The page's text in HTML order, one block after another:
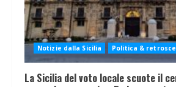
Notizie dalla Sicilia Politica &
La Sicilia del voto locale scuote il